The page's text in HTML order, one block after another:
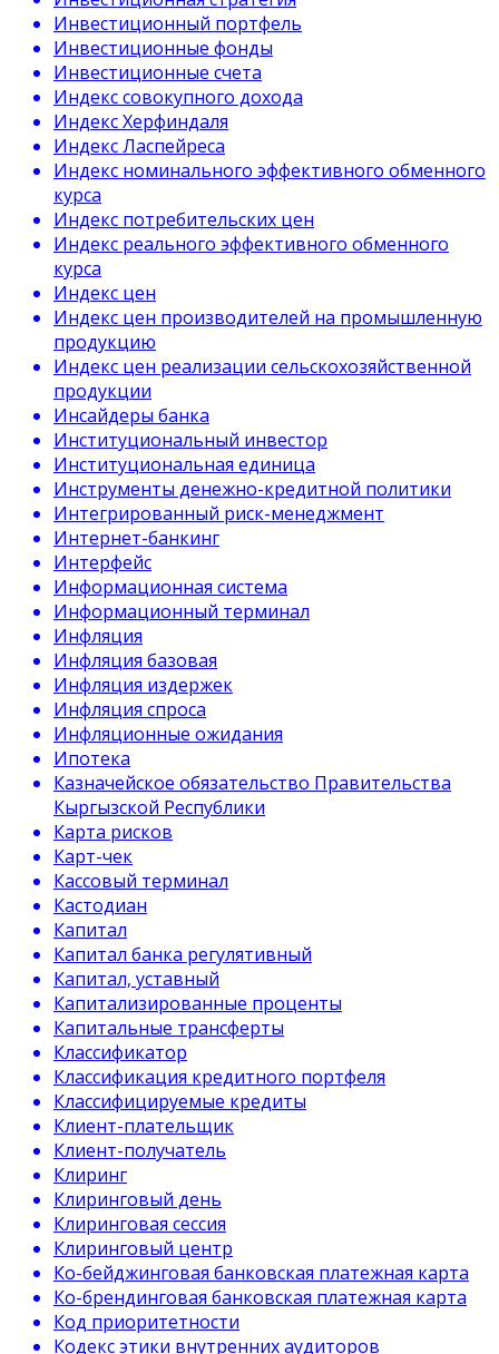
Инвестиционный портфель
Инвестиционные фонды
Инвестиционные счета
Индекс совокупного дохода
Индекс Херфиндаля
Индекс Ласпейреса
Индекс номинального эффективного обменного
курса
Индекс потребительских цен
Индекс реального эффективного обменного
курса
Индекс цен
Индекс цен производителей на промышленную
продукцию
Индекс цен реализации сельскохозяйственной
продукции
Инсайдеры банка
Институциональный инвестор
Институциональная единица
Инструменты денежно-кредитной политики
Интегрированный риск-менеджмент
Интернет-банкинг
Интерфейс
Информационная система
Информационный терминал
Инфляция
Инфляция базовая
Инфляция издержек
Инфляция спроса
Инфляционные ожидания
Ипотека
Казначейское обязательство Правительства
Кыргызской Республики
Карта рисков
Карт-чек
Кассовый терминал
Кастодиан
Капитал
Капитал банка регулятивный
Капитал, уставный
Капитализированные проценты
Капитальные трансферты
Классификатор
Классификация кредитного портфеля
Классифицируемые кредиты
Клиент-плательщик
Клиент-получатель
Клиринг
Клиринговый день
Клиринговая сессия
Клиринговый центр
Ко-бейджинговая банковская платежная карта
Ко-брендинговая банковская платежная карта
Код приоритетности
Кодекс этики внутренних аудиторов